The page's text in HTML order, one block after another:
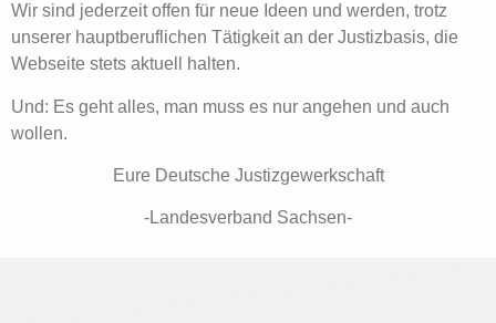
Wir sind jederzeit offen für neue Ideen und werden, trotz
unserer hauptberuflichen Tätigkeit an der Justizbasis, die
Webseite stets aktuell halten.
Und: Es geht alles, man muss es nur angehen und auch
wollen.
Eure Deutsche Justizgewerkschaft
-Landesverband Sachsen-